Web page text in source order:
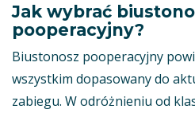
Jak wybrać
pooperacyjny?
Biustonosz pooperacyjny
wszystkim dopasowany do
zabiegu. W odróżnieniu od